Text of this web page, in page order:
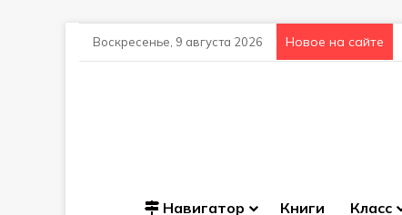
Воскресенье, 9 августа 2026 Новое на сайте
Навигатор Книги Класс